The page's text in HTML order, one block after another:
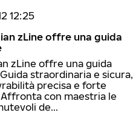
12:25
zLine offre una guida
zLine offre una guida
straordinaria e sicura,
precisa e forte
con maestria le
de...